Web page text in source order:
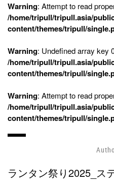
Warning: Attempt to read
/home/tripull/tripull.asia/
content/themes/tripull/
Warning: Undefined array key
/home/tripull/tripull.asia/
content/themes/tripull/
Warning: Attempt to read
/home/tripull/tripull.asia/
content/themes/tripull/
ランタン祭り2025_ス